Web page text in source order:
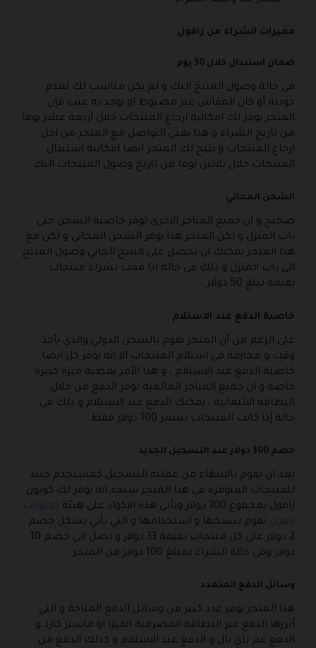
مميزات الشراء من زافول
ضمان استبدال خلال 30 يوم
في حالة وصول المنتج اليك و لم يكن مناسب لك لعدم
جودته أو كان المقاس غير مضبوط او يوجد به عيب فإن
المتجر يوفر لك امكانية ارجاع المنتجات خلال أربعة عشر يوما
من تاريخ الشراء و هذا يعني التواصل مع المتجر من اجل
ارجاع المنتجات و يتيح لك المتجر ايضا امكانية استبدال
المنتجات خلال ثلاثين يوما من تاريخ وصول المنتجات اليك .
الشحن المجاني
صحيح و ان جميع المتاجر الاخرى توفر خاصية الشحن حتى
باب المنزل و لكن المتجر هذا يوفر الشحن المجاني و لكن مع
هذا المتجر يمكنك ان تحصل على الشح الجاني وصول المنتج
الى باب المنزل و ذلك في حالة اذا قمت بشراء منتجات
بقيمة تبلغ 50 دولار .
خاصية الدفع عند الاستلام
على الرغم من أن المتجر يقوم بالشحن الدولي والذي يأخذ
وقت و مجازفة في استلام المنتجات الا انه يوفر كل ايضا
خاصية الدفع عند الاستلام ، و هذا الأمر يعطيه ميزة كبيرة
خاصة و ان جميع المتاجر العالمية توفر الدفع من خلال
البطاقة الائتمانية ، يمكنك الدفع عند الاستلام و ذلك في
حالة إذا كانت المنتجات بسعر 100 دولار فقط .
خصم 300 دولار عند التسجيل الجديد
بعد ان تقوم بالانتهاء من عملية التسجيل كمستخدم جديد
للمنتجات المتوفرة في هذا المتجر ستجد انه يوفر لك كوبون
زافول بمجموع 300 دولار وتأتي هذه الاكواد على هيئة
كوبونات
زافول تقوم بنسخها و استخدامها و التي تأتي بشكل خصم
2 دولار على كل منتجات بقيمة 33 دولار و تصل الى خصم 10
دولار وفي حالة الشراء بمبلغ 100 دولار من المتجر .
وسائل الدفع المتعدد
هذا المتجر يوفر عدد كبير من وسائل الدفع المتاحة و التي
أبرزها الدفع عبر البطاقة المصرفية الفيزا او ماستر كارد و
الدفع عبر باي بال و الدفع عند الاستلام و كذلك الدفع من